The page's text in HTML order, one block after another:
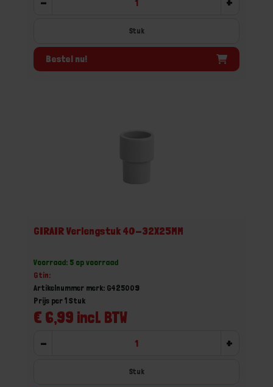
Stuk
Bestel nu!
GIRAIR Verlengstuk 40-32X25MM
Voorraad: 5 op voorraad
Gtin:
Artikelnummer merk: G425009
€ 6,99 incl. BTW
Prijs per 1 Stuk
- +
Stuk